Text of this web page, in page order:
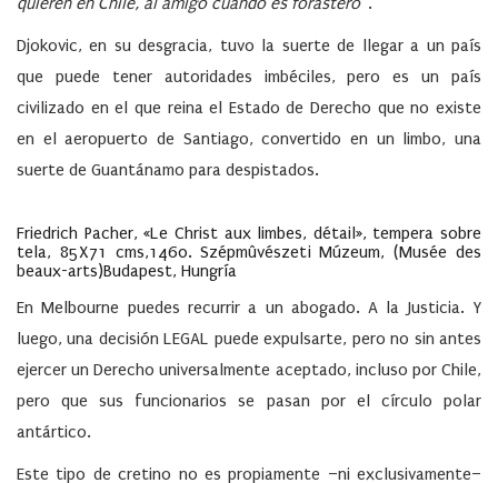
Djokovic, en su desgracia, tuvo la suerte de llegar a un país
que puede tener autoridades imbéciles, pero es un país
civilizado en el que reina el Estado de Derecho que no existe
en el aeropuerto de Santiago, convertido en un limbo, una
suerte de Guantánamo para despistados.
Friedrich Pacher, «Le Christ aux limbes, détail», tempera sobre
tela, 85X71 cms,1460. Szépmûvészeti Múzeum, (Musée des
beaux-arts)Budapest, Hungría
En Melbourne puedes recurrir a un abogado. A la Justicia. Y
luego, una decisión LEGAL puede expulsarte, pero no sin antes
ejercer un Derecho universalmente aceptado, incluso por Chile,
pero que sus funcionarios se pasan por el círculo polar
antártico.
Este tipo de cretino no es propiamente –ni exclusivamente–